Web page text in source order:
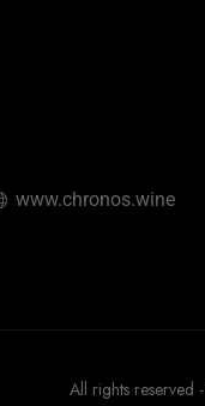
www.chronos.wine
All rights reserved -